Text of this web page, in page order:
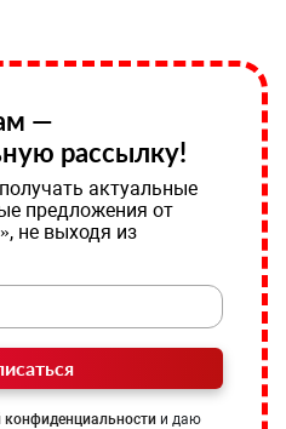
—
рассылку!
актуальные
предложения от
не выходя из
конфиденциальности и даю